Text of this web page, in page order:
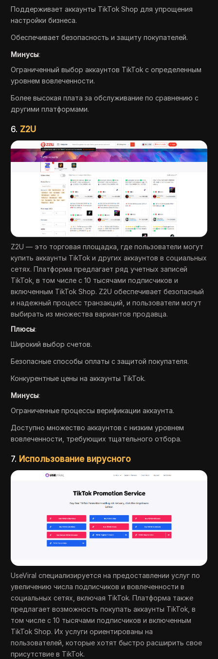
Поддерживает аккаунты TikTok Shop для упрощения
настройки бизнеса.
Обеспечивает безопасность и защиту покупателей.
Минусы:
Ограниченный выбор аккаунтов TikTok с определенным
уровнем вовлеченности.
Более высокая плата за обслуживание по сравнению с
другими платформами.
6. Z2U
Z2U — это торговая площадка, где пользователи могут
купить аккаунты TikTok и других аккаунтов в социальных
сетях. Платформа предлагает ряд учетных записей
TikTok, в том числе с 10 тысячами подписчиков и
включенным TikTok Shop. Z2U обеспечивает безопасный
и надежный процесс транзакций, и пользователи могут
выбирать из множества вариантов продавца.
Плюсы:
Широкий выбор счетов.
Безопасные способы оплаты с защитой покупателя.
Конкурентные цены на аккаунты TikTok.
Минусы:
Ограниченные процессы верификации аккаунта.
Доступно множество аккаунтов с низким уровнем
вовлеченности, требующих тщательного отбора.
7. Использование вирусного
UseViral специализируется на предоставлении услуг по
увеличению числа подписчиков и вовлеченности в
социальных сетях, включая TikTok. Платформа также
предлагает возможность покупать аккаунты TikTok, в
том числе с 10 тысячами подписчиков и включенным
TikTok Shop. Их услуги ориентированы на
пользователей, которые хотят быстро расширить свое
присутствие в TikTok.